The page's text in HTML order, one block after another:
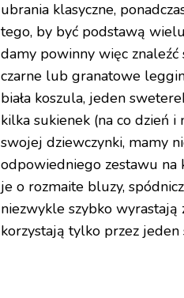
ubrania klasyczne,
tego, by być podstawą
damy powinny więc znaleźć
czarne lub granatowe
biała koszula, jeden
kilka sukienek (na co dzień
swojej dziewczynki, mamy
odpowiedniego zestawu na
je o rozmaite bluzy,
niezwykle szybko wyrastają
korzystają tylko przez jeden